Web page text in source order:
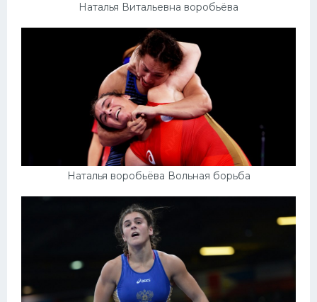
Наталья Витальевна воробьёва
Наталья воробьёва Вольная борьба